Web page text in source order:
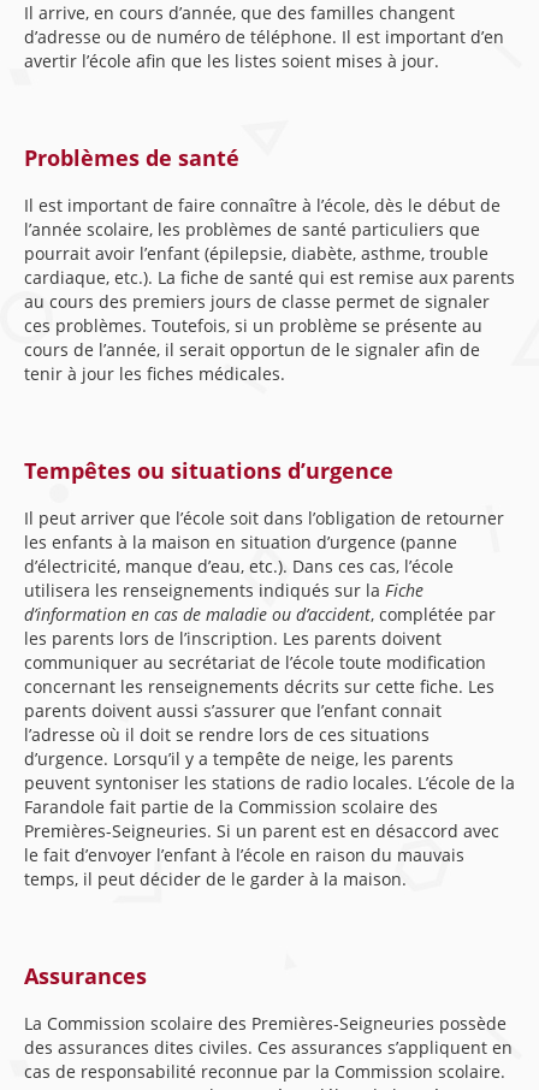
Il arrive, en cours d’année, que des familles changent
d’adresse ou de numéro de téléphone. Il est important d’en
avertir l’école afin que les listes soient mises à jour.
Problèmes de santé
Il est important de faire connaître à l’école, dès le début de
l’année scolaire, les problèmes de santé particuliers que
pourrait avoir l’enfant (épilepsie, diabète, asthme, trouble
cardiaque, etc.). La fiche de santé qui est remise aux parents
au cours des premiers jours de classe permet de signaler
ces problèmes. Toutefois, si un problème se présente au
cours de l’année, il serait opportun de le signaler afin de
tenir à jour les fiches médicales.
Tempêtes ou situations d’urgence
Il peut arriver que l’école soit dans l’obligation de retourner
les enfants à la maison en situation d’urgence (panne
d’électricité, manque d’eau, etc.). Dans ces cas, l’école
utilisera les renseignements indiqués sur la Fiche
d’information en cas de maladie ou d’accident, complétée par
les parents lors de l’inscription. Les parents doivent
communiquer au secrétariat de l’école toute modification
concernant les renseignements décrits sur cette fiche. Les
parents doivent aussi s’assurer que l’enfant connait
l’adresse où il doit se rendre lors de ces situations
d’urgence. Lorsqu’il y a tempête de neige, les parents
peuvent syntoniser les stations de radio locales. L’école de la
Farandole fait partie de la Commission scolaire des
Premières-Seigneuries. Si un parent est en désaccord avec
le fait d’envoyer l’enfant à l’école en raison du mauvais
temps, il peut décider de le garder à la maison.
Assurances
La Commission scolaire des Premières-Seigneuries possède
des assurances dites civiles. Ces assurances s’appliquent en
cas de responsabilité reconnue par la Commission scolaire.